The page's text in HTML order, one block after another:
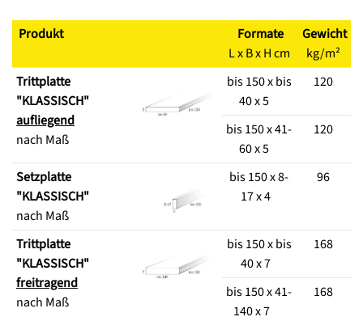
Produkt
Formate
L x B x H cm
Gewicht
kg/m²
Trittplatte
"KLASSISCH"
aufliegend
nach Maß
bis 150 x bis
40 x 5
120
bis 150 x 41-
60 x 5
120
Setzplatte
"KLASSISCH"
nach Maß
bis 150 x 8-
17 x 4
96
Trittplatte
"KLASSISCH"
freitragend
nach Maß
bis 150 x bis
40 x 7
168
bis 150 x 41-
140 x 7
168